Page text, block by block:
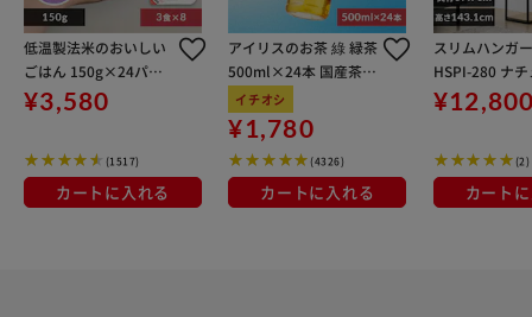
低温製法米のおいしい
ごはん 150g×24パッ
ク
¥3,580
(1517)
カートに入れる
アイリスのお茶 綠 緑茶
500ml×24本 国産茶葉
100％使用
イチオシ
¥1,780
(4326)
カートに入れる
スリムハンガ
HSPI-280 ナ
ブラック+軽く
ないフィルム
28115M シル(2)
カート